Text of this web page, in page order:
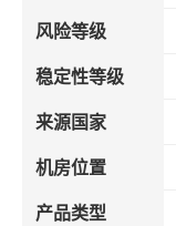
风险等级
稳定性等级
来源国家
机房位置
产品类型